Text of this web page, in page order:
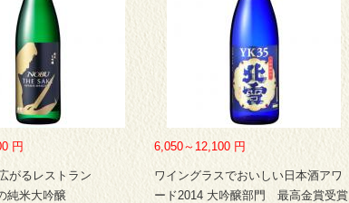
円
がるレストラン
純米大吟醸
6,050～12,100 円
ワイングラスでおいしい日本酒アワ
ード2014 大吟醸部門 最高金賞受賞